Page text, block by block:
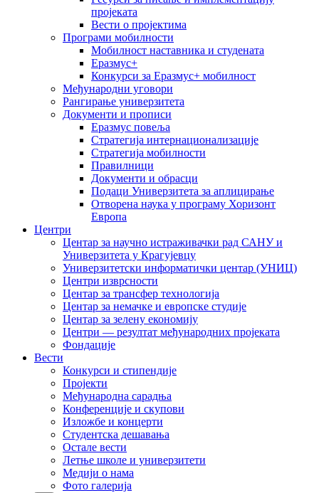
пројеката
Вести о пројектима
Програми мобилности
Мобилност наставника и студената
Еразмус+
Конкурси за Еразмус+ мобилност
Међународни уговори
Рангирање универзитета
Документи и прописи
Еразмус повеља
Стратегија интернационализације
Стратегија мобилности
Правилници
Документи и обрасци
Подаци Универзитета за аплицирање
Отворена наука у програму Хоризонт
Европа
Центри
Центар за научно истраживачки рад САНУ и
Универзитета у Крагујевцу
Универзитетски информатички центар (УНИЦ)
Центри изврсности
Центар за трансфер технологија
Центар за немачке и европске студије
Центар за зелену економију
Центри — резултат међународних пројеката
Фондације
Вести
Конкурси и стипендије
Пројекти
Међународна сарадња
Конференције и скупови
Изложбе и концерти
Студентска дешавања
Остале вести
Летње школе и универзитети
Медији о нама
Фото галерија